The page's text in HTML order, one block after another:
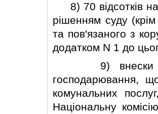
8) 70 вiдсоткiв
рiшенням суду (крiм
та пов'язаного з
додатком N 1 до
9) внески на
господарювання,
комунальних
Нацiональну